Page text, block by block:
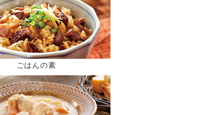
ごはんの素